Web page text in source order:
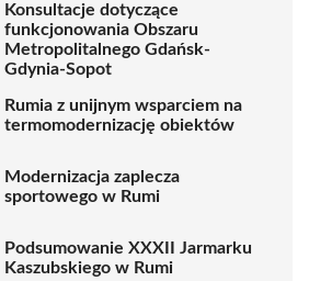
Konsultacje dotyczące
funkcjonowania Obszaru
Metropolitalnego Gdańsk-
Gdynia-Sopot
Rumia z unijnym wsparciem na
termomodernizację obiektów
Modernizacja zaplecza
sportowego w Rumi
Podsumowanie XXXII Jarmarku
Kaszubskiego w Rumi